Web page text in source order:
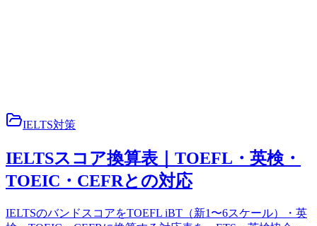
IELTS対策
IELTSスコア換算表｜TOEFL・英検・
TOEIC・CEFRとの対応
IELTSのバンドスコアをTOEFL iBT（新1〜6スケール）・英